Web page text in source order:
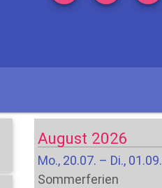
August 2026
Mo., 20.07. – Di., 01.09.
Sommerferien